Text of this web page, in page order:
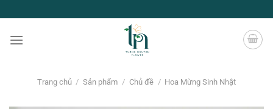
đến
nội
Trang chủ / Sản phẩm / Chủ đề / Hoa Mừng Sinh Nhật